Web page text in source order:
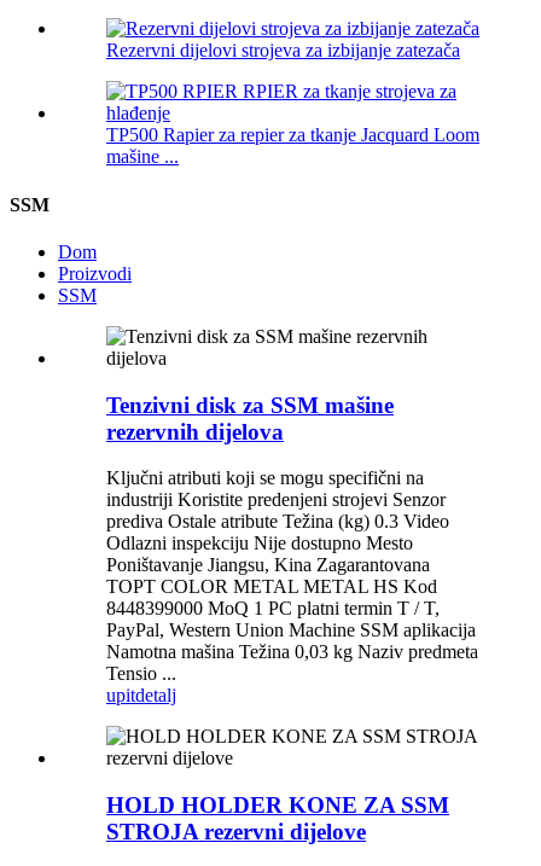
Rezervni dijelovi strojeva za izbijanje zatezača
TP500 Rapier za repier za tkanje Jacquard Loom
mašine ...
SSM
Dom
Proizvodi
SSM
Tenzivni disk za SSM mašine
rezervnih dijelova
Ključni atributi koji se mogu specifični na
industriji Koristite predenjeni strojevi Senzor
prediva Ostale atribute Težina (kg) 0.3 Video
Odlazni inspekciju Nije dostupno Mesto
Poništavanje Jiangsu, Kina Zagarantovana
TOPT COLOR METAL METAL HS Kod
8448399000 MoQ 1 PC platni termin T / T,
PayPal, Western Union Machine SSM aplikacija
Namotna mašina Težina 0,03 kg Naziv predmeta
Tensio ...
upitdetalj
HOLD HOLDER KONE ZA SSM
STROJA rezervni dijelove